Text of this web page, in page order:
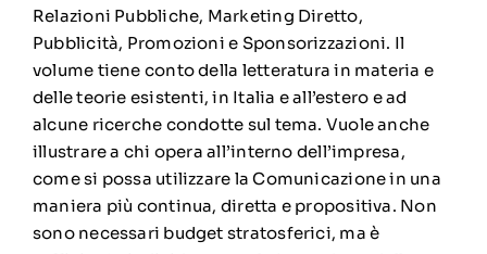
Relazioni Pubbliche, Marketing Diretto,
Pubblicità, Promozioni e Sponsorizzazioni. Il
volume tiene conto della letteratura in materia e
delle teorie esistenti, in Italia e all’estero e ad
alcune ricerche condotte sul tema. Vuole anche
illustrare a chi opera all’interno dell’impresa,
come si possa utilizzare la Comunicazione in una
maniera più continua, diretta e propositiva. Non
sono necessari budget stratosferici, ma è